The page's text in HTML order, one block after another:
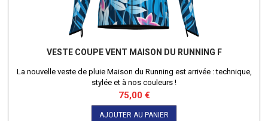
VESTE COUPE VENT MAISON DU RUNNING F
La nouvelle veste de pluie Maison du Running est arrivée : technique,
stylée et à nos couleurs !
Prix
75,00 €
AJOUTER AU PANIER